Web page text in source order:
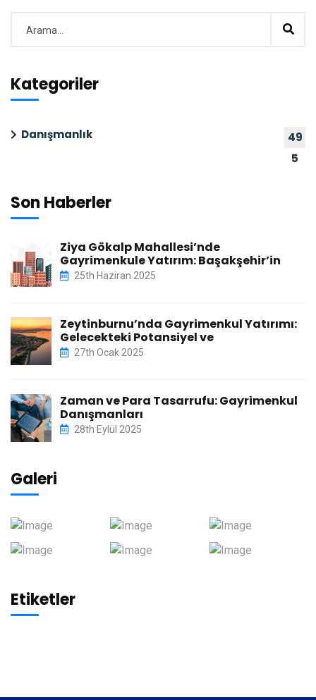
Kategoriler
Danışmanlık
49
5
Son Haberler
Ziya Gökalp Mahallesi’nde
Gayrimenkule Yatırım: Başakşehir’in
25th Haziran 2025
Zeytinburnu’nda Gayrimenkul Yatırımı:
Gelecekteki Potansiyel ve
27th Ocak 2025
Zaman ve Para Tasarrufu: Gayrimenkul
Danışmanları
28th Eylül 2025
Galeri
Etiketler